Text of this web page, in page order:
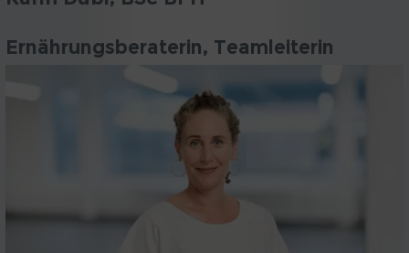
Ernährungsberaterin, Teamleiterin